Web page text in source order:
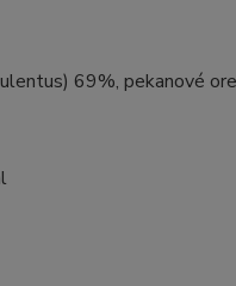
69%, pekanové